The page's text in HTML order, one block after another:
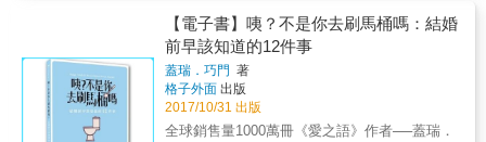
找到妳自己可以滋養伴侶的方式 三十八、練習
用自己喜歡的方式，擔任各種角色
侶、朋友、同事可以給，那一份愛，需要你自
己給予。 你要把自己愛回來。你也有這份能
力。 & 黃之盈心理師以27個真實的諮商案例，
精準剖析我們每個人為原生家庭所束縛，急於
逃脫，卻又屢屢陷入與原生家庭相似的困境
裡，甚至延續到我們的下一代。 面對父母帶給
婚」的大人。 ‧當孩子成為父母的傳聲筒&rarr;
孩子成為「掌控型」的大人。 ‧當父母離婚
&rarr;孩子成為「依賴別人卻又嫌棄別人」的大
人。 ‧當孩子被迫選邊站&rarr;孩子成為「火山
爆發型」的大人。 ‧當孩子被貶低&rarr;孩子成
為「情緒勒索他人」的大人。 ‧未被好好愛的孩
子&rarr;成為「在別人拒絕前，先拒絕別人」的
【電子書】咦？不是你去刷馬桶嗎：結婚
前早該知道的12件事
蓋瑞．巧門 著
格子外面 出版
2017/10/31 出版
全球銷售量1000萬冊《愛之語》作者──蓋瑞．